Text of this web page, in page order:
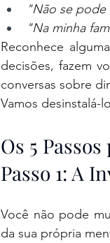
"Não se pode
"Na minha
Reconhece
decisões, fazem
conversas sobre
Vamos desinstalá-
Os 5
Passo 1: A
Você não pode
da sua própria